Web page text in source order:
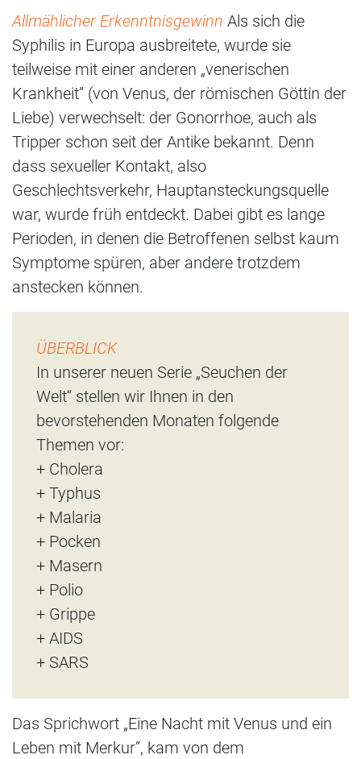
Allmählicher Erkenntnisgewinn Als sich die
Syphilis in Europa ausbreitete, wurde sie
teilweise mit einer anderen „venerischen
Krankheit” (von Venus, der römischen Göttin der
Liebe) verwechselt: der Gonorrhoe, auch als
Tripper schon seit der Antike bekannt. Denn
dass sexueller Kontakt, also
Geschlechtsverkehr, Hauptansteckungsquelle
war, wurde früh entdeckt. Dabei gibt es lange
Perioden, in denen die Betroffenen selbst kaum
Symptome spüren, aber andere trotzdem
anstecken können.
ÜBERBLICK
In unserer neuen Serie „Seuchen der
Welt“ stellen wir Ihnen in den
bevorstehenden Monaten folgende
Themen vor:
+ Cholera
+ Typhus
+ Malaria
+ Pocken
+ Masern
+ Polio
+ Grippe
+ AIDS
+ SARS
Das Sprichwort „Eine Nacht mit Venus und ein
Leben mit Merkur”, kam von dem